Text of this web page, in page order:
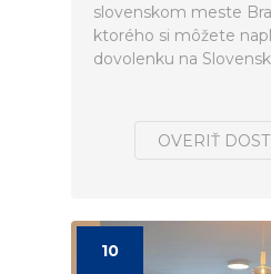
slovenskom meste
ktorého si môžete
dovolenku na
OVERIŤ
10